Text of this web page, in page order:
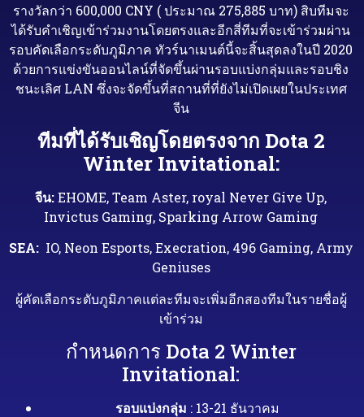
รางวัลกว่า 600,000 CNY ( ประมาณ 275,885 บาท) สิบทีมจะ
ได้รับคำเชิญเข้าร่วมงานโดยตรงและอีกสี่ทีมที่จะเข้าร่วมผ่าน
รอบคัดเลือกระดับภูมิภาค ทัวร์นาเมนต์นี้จะสิ้นสุดลงในปี 2020
ด้วยการแข่งขันออนไลน์ที่จัดขึ้นผ่านรอบแบ่งกลุ่มและรอบชิง
ชนะเลิศ LAN ซึ่งจะจัดขึ้นที่สถานที่ที่ยังไม่เปิดเผยในประเทศ
จีน
ทีมที่ได้รับเชิญโดยตรงจาก Dota 2
Winter Invitational:
จีน:EHOME, Team Aster, royal Never Give Up,
Invictus Gaming, Sparking Arrow Gaming
SEA: IO, Neon Esports, Execration, 496 Gaming, Army
Geniuses
ผู้คัดเลือกระดับภูมิภาคแต่ละทีมจะเพิ่มอีกสองทีมในรายชื่อผู้
เข้าร่วม
กำหนดการ Dota 2 Winter
Invitational:
รอบแบ่งกลุ่ม : 13-21 ธันวาคม